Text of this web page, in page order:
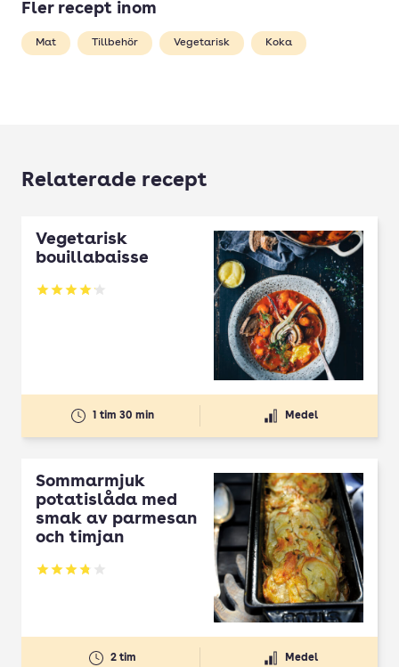
Fler recept inom
Mat Tillbehör Vegetarisk Koka
Relaterade recept
Vegetarisk
bouillabaisse
Betyg: 4.12 av 5
1 tim 30 min Medel
Sommarmjuk
potatislåda med
smak av parmesan
och timjan
Betyg: 3.8 av 5
2 tim Medel